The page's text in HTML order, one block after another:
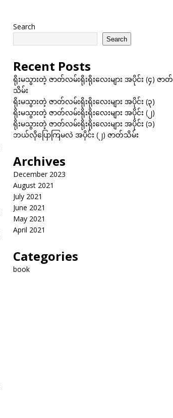
Search
Search
Recent Posts
ရိုးမသွားတဲ့ ဇာတ်လမ်းရိုးရိုးလေးများ အပိုင်း (၄) ဇာတ်
သိမ်း
ရိုးမသွားတဲ့ ဇာတ်လမ်းရိုးရိုးလေးများ အပိုင်း (၃)
ရိုးမသွားတဲ့ ဇာတ်လမ်းရိုးရိုးလေးများ အပိုင်း (၂)
ရိုးမသွားတဲ့ ဇာတ်လမ်းရိုးရိုးလေးများ အပိုင်း (၁)
ဘယ်လိုပြောကြမလဲ အပိုင်း (၂) ဇာတ်သိမ်း
Archives
December 2023
August 2021
July 2021
June 2021
May 2021
April 2021
Categories
book